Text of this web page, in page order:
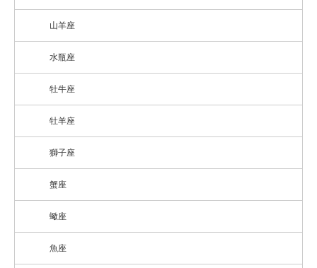
山羊座
水瓶座
牡牛座
牡羊座
獅子座
蟹座
蠍座
魚座